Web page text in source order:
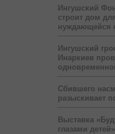
Ингушский
строит дом
нуждающейся
Ингушский
Инаркиев
Сбившего
разыскивает
Выставка
глазами